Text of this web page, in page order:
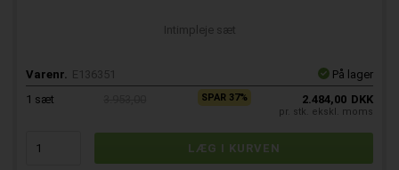
Intimpleje sæt
Varenr. E136351
På lager
1 sæt SPAR 37% 2.484,00 DKK
pr. stk. ekskl. moms